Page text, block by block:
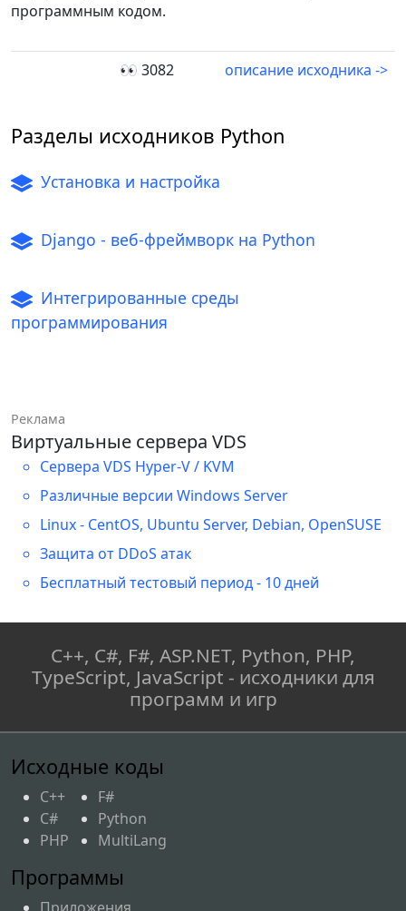
программным кодом.
👀 3082 описание исходника ->
Разделы исходников Python
Установка и настройка
Django - веб-фреймворк на Python
Интегрированные среды
программирования
Реклама
Виртуальные сервера VDS
Сервера VDS Hyper-V / KVM
Различные версии Windows Server
Linux - CentOS, Ubuntu Server, Debian, OpenSUSE
Защита от DDoS атак
Бесплатный тестовый период - 10 дней
C++, C#, F#, ASP.NET, Python, PHP,
TypeScript, JavaScript - исходники для
программ и игр
Исходные коды
C++
C#
PHP
F#
Python
MultiLang
Программы